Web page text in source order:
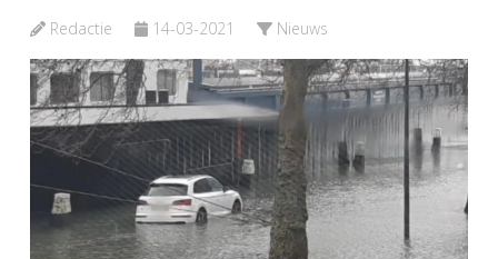
Redactie 14-03-2021 Nieuws